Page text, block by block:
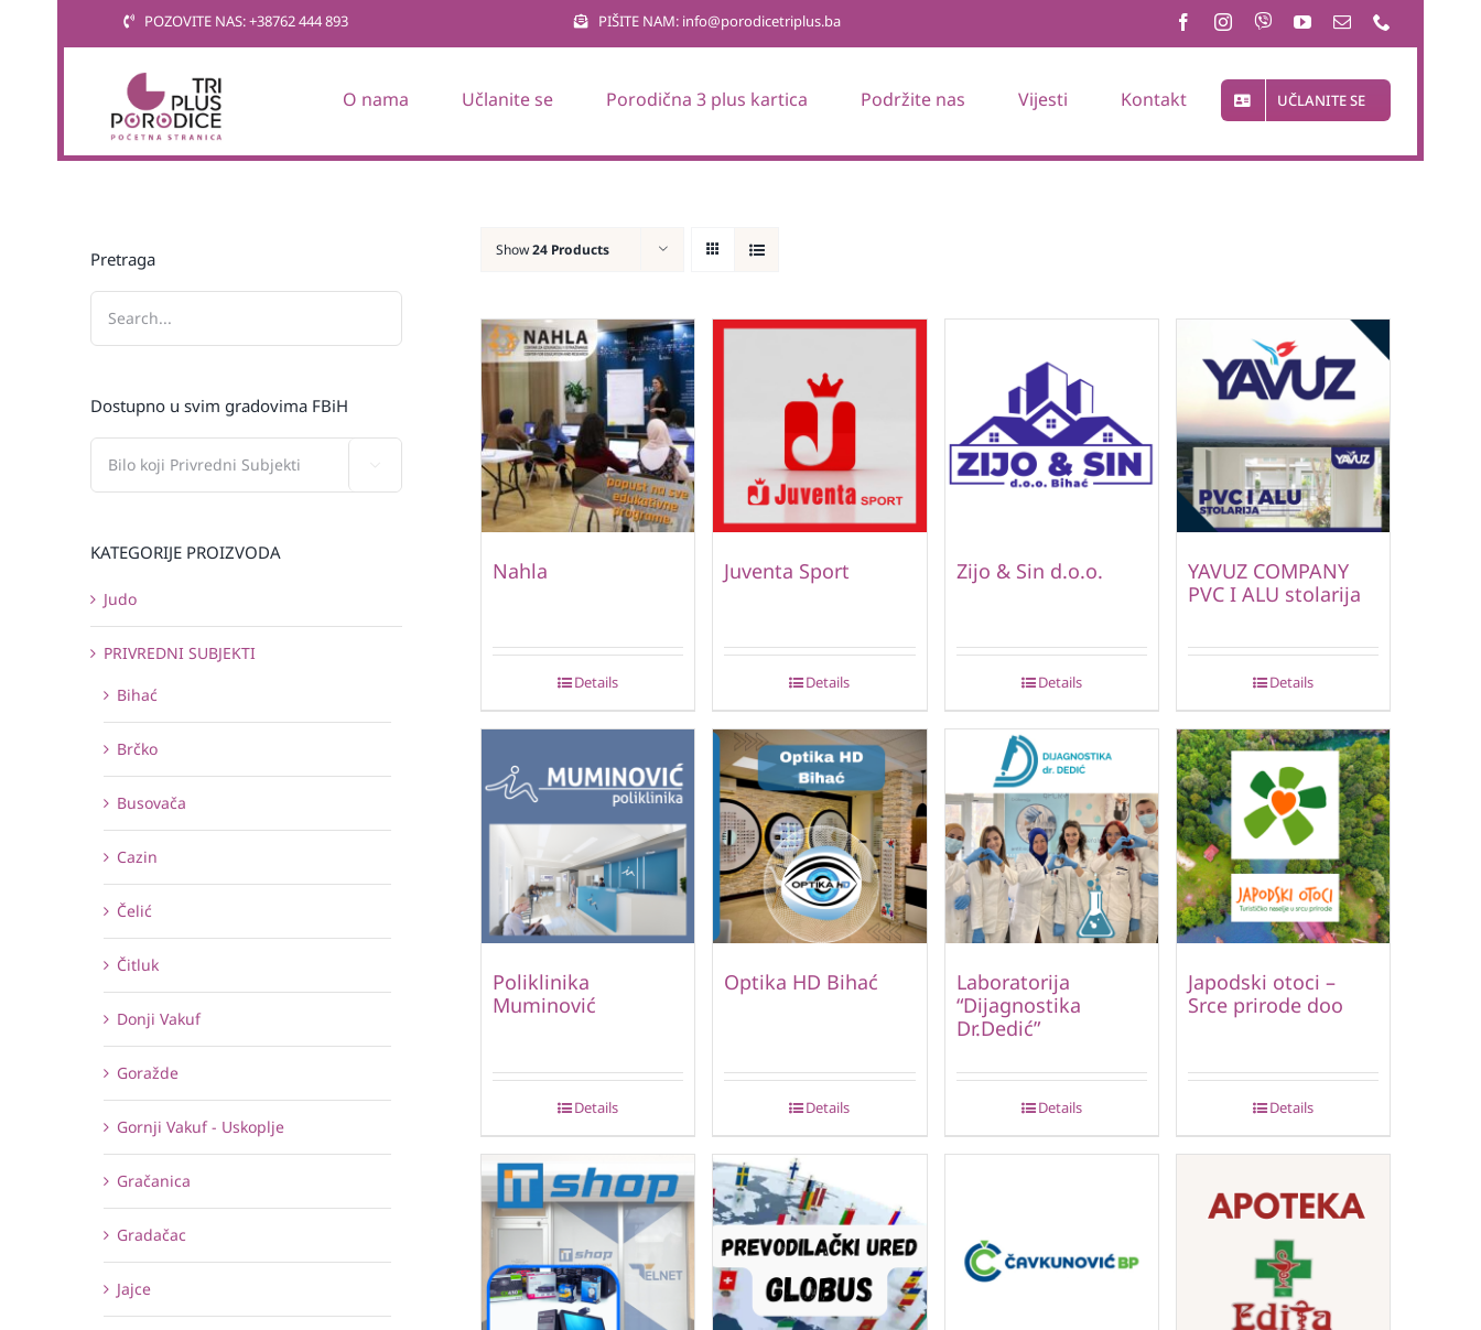
POZOVITE NAS: +38762 444 893 PIŠITE NAM: info@porodicetriplus.ba
O nama Učlanite se Porodična 3 plus kartica Podržite nas Vijesti Kontakt UČLANITE SE
Show24 Products
Nahla
Details
Juventa Sport
Details
Zijo & Sin d.o.o.
Details
YAVUZ COMPANY
PVC I ALU stolarija
Details
Poliklinika
Muminović
Details
Optika HD Bihać
Details
Laboratorija
“Dijagnostika
Dr.Dedić”
Details
Japodski otoci –
Srce prirode doo
Details
Pretraga
Dostupno u svim gradovima FBiH
KATEGORIJE PROIZVODA
Judo
PRIVREDNI SUBJEKTI
Bihać
Brčko
Busovača
Cazin
Čelić
Čitluk
Donji Vakuf
Goražde
Gornji Vakuf - Uskoplje
Gračanica
Gradačac
Jajce